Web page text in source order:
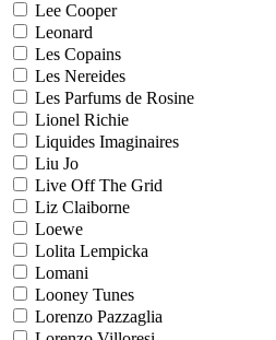
Lee Cooper
Leonard
Les Copains
Les Nereides
Les Parfums de Rosine
Lionel Richie
Liquides Imaginaires
Liu Jo
Live Off The Grid
Liz Claiborne
Loewe
Lolita Lempicka
Lomani
Looney Tunes
Lorenzo Pazzaglia